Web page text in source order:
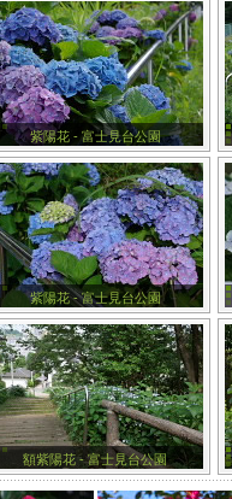
紫陽花 - 富士見台公園
紫陽花 - 富士見台公園
額紫陽花 - 富士見台公園